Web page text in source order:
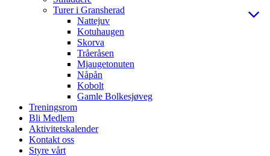
Turer i Gransherad
Nattejuv
Kotuhaugen
Skorva
Tråeråsen
Mjaugetonuten
Nåpån
Kobolt
Gamle Bolkesjøveg
Treningsrom
Bli Medlem
Aktivitetskalender
Kontakt oss
Styre vårt